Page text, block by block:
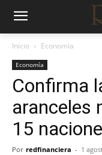
Inicio Economía
Economía
Confirma
aranceles
15
Por redfinanciera - 1